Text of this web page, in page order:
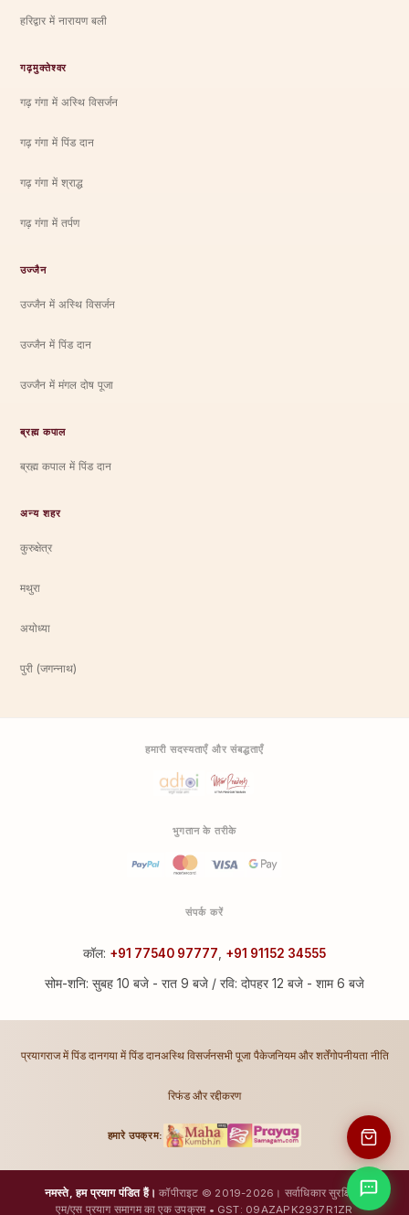
हरिद्वार में नारायण बली
गढ़मुक्तेश्वर
गढ़ गंगा में अस्थि विसर्जन
गढ़ गंगा में पिंड दान
गढ़ गंगा में श्राद्ध
गढ़ गंगा में तर्पण
उज्जैन
उज्जैन में अस्थि विसर्जन
उज्जैन में पिंड दान
उज्जैन में मंगल दोष पूजा
ब्रह्म कपाल
ब्रह्म कपाल में पिंड दान
अन्य शहर
कुरुक्षेत्र
मथुरा
अयोध्या
पुरी (जगन्नाथ)
हमारी सदस्यताएँ और संबद्धताएँ
भुगतान के तरीके
संपर्क करें
कॉल: +91 77540 97777 +91 91152 34555
सोम-शनि: सुबह 10 बजे - रात 9 बजे / रवि: दोपहर 12 बजे - शाम 6 बजे
प्रयागराज में पिंड दानगया में पिंड दानअस्थि विसर्जनसभी पूजा पैकेजनियम और शर्तेंगोपनीयता नीति
रिफंड और रद्दीकरण
हमारे उपक्रम:
नमस्ते, हम प्रयाग पंडित हैं। कॉपीराइट © 2019-2026। सर्वाधिकार सुरक्षित।
एम/एस प्रयाग समागम का एक उपक्रम • GST: 09AZAPK2937R1ZR